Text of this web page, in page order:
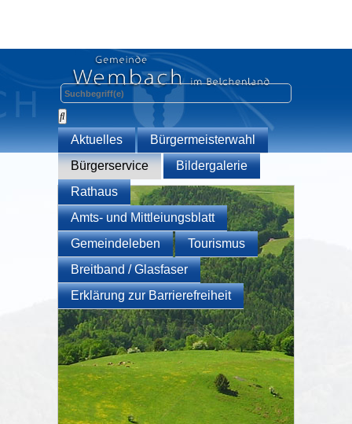
Aktuelles
Bürgermeisterwahl
Bürgerservice
Bildergalerie
Rathaus
Amts- und Mittleiungsblatt
Gemeindeleben
Tourismus
Breitband / Glasfaser
Erklärung zur Barrierefreiheit